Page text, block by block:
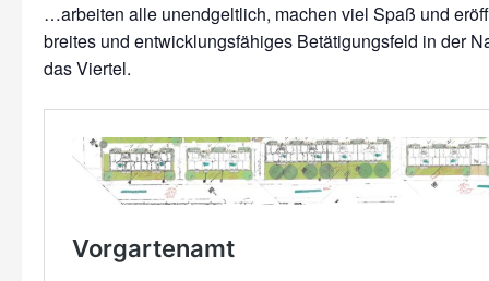
…arbeiten alle unendgeltlich, machen viel Spaß und
breites und entwicklungsfähiges Betätigungsfeld in der
das Viertel.